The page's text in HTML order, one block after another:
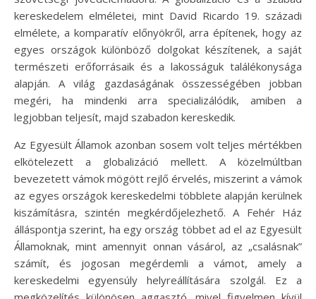
kereskedelem elméletei, mint David Ricardo 19. századi
elmélete, a komparatív előnyökről, arra építenek, hogy az
egyes országok különböző dolgokat készítenek, a saját
természeti erőforrásaik és a lakosságuk találékonysága
alapján. A világ gazdaságának összességében jobban
megéri, ha mindenki arra specializálódik, amiben a
legjobban teljesít, majd szabadon kereskedik.
Az Egyesült Államok azonban sosem volt teljes mértékben
elkötelezett a globalizáció mellett. A közelmúltban
bevezetett vámok mögött rejlő érvelés, miszerint a vámok
az egyes országok kereskedelmi többlete alapján kerülnek
kiszámításra, szintén megkérdőjelezhető. A Fehér Ház
álláspontja szerint, ha egy ország többet ad el az Egyesült
Államoknak, mint amennyit onnan vásárol, az „csalásnak”
számít, és jogosan megérdemli a vámot, amely a
kereskedelmi egyensúly helyreállítására szolgál. Ez a